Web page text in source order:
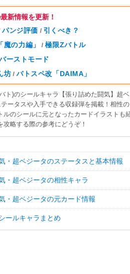
新情報を更新！
パンジ評価 / 引くべき？
の力編」
/ 極限Zバトル
ーストモード
坊 / バトスペ改「DAIMA」
ト)のシールキャラ【張り詰めた闘気】超
ータスや入手できる収録弾を掲載！相性
ルのシールに元となったカードイラストも
攻略する際の参考にどうぞ！
・超ベジータのステータスと基本情報
・超ベジータの相性キャラ
・超ベジータの元カード情報
ールキャラまとめ